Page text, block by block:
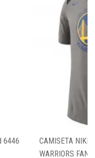
6446
CAMISETA NIKE
WARRIORS FAN